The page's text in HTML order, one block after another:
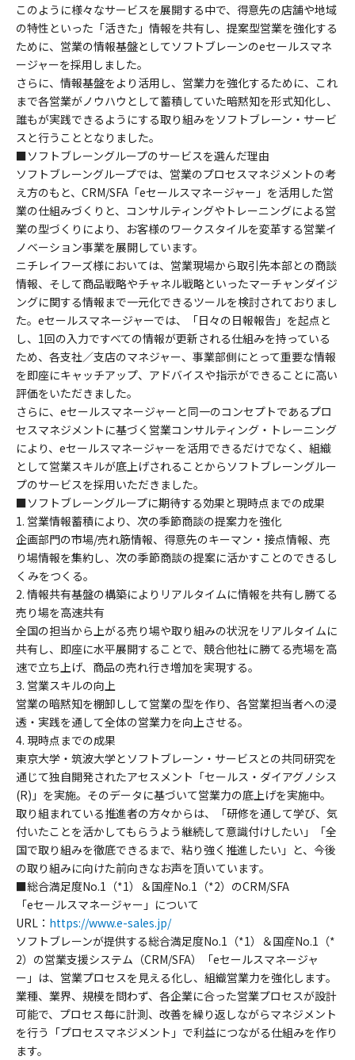
このように様々なサービスを展開する中で、得意先の店舗や地域
の特性といった「活きた」情報を共有し、提案型営業を強化する
ために、営業の情報基盤としてソフトブレーンのeセールスマネ
ージャーを採用しました。
さらに、情報基盤をより活用し、営業力を強化するために、これ
まで各営業がノウハウとして蓄積していた暗黙知を形式知化し、
誰もが実践できるようにする取り組みをソフトブレーン・サービ
スと行うこととなりました。
■ソフトブレーングループのサービスを選んだ理由
ソフトブレーングループでは、営業のプロセスマネジメントの考
え方のもと、CRM/SFA「eセールスマネージャー」を活用した営
業の仕組みづくりと、コンサルティングやトレーニングによる営
業の型づくりにより、お客様のワークスタイルを変革する営業イ
ノベーション事業を展開しています。
ニチレイフーズ様においては、営業現場から取引先本部との商談
情報、そして商品戦略やチャネル戦略といったマーチャンダイジ
ングに関する情報まで一元化できるツールを検討されておりまし
た。eセールスマネージャーでは、「日々の日報報告」を起点と
し、1回の入力ですべての情報が更新される仕組みを持っている
ため、各支社／支店のマネジャー、事業部側にとって重要な情報
を即座にキャッチアップ、アドバイスや指示ができることに高い
評価をいただきました。
さらに、eセールスマネージャーと同一のコンセプトであるプロ
セスマネジメントに基づく営業コンサルティング・トレーニング
により、eセールスマネージャーを活用できるだけでなく、組織
として営業スキルが底上げされることからソフトブレーングルー
プのサービスを採用いただきました。
■ソフトブレーングループに期待する効果と現時点までの成果
1. 営業情報蓄積により、次の季節商談の提案力を強化
企画部門の市場/売れ筋情報、得意先のキーマン・接点情報、売
り場情報を集約し、次の季節商談の提案に活かすことのできるし
くみをつくる。
2. 情報共有基盤の構築によりリアルタイムに情報を共有し勝てる
売り場を高速共有
全国の担当から上がる売り場や取り組みの状況をリアルタイムに
共有し、即座に水平展開することで、競合他社に勝てる売場を高
速で立ち上げ、商品の売れ行き増加を実現する。
3. 営業スキルの向上
営業の暗黙知を棚卸しして営業の型を作り、各営業担当者への浸
透・実践を通して全体の営業力を向上させる。
4. 現時点までの成果
東京大学・筑波大学とソフトブレーン・サービスとの共同研究を
通じて独自開発されたアセスメント「セールス・ダイアグノシス
(R)」を実施。そのデータに基づいて営業力の底上げを実施中。
取り組まれている推進者の方々からは、「研修を通して学び、気
付いたことを活かしてもらうよう継続して意識付けしたい」「全
国で取り組みを徹底できるまで、粘り強く推進したい」と、今後
の取り組みに向けた前向きなお声を頂いています。
■総合満足度No.1（*1）＆国産No.1（*2）のCRM/SFA
「eセールスマネージャー」について
URL： https://www.e-sales.jp/
ソフトブレーンが提供する総合満足度No.1（*1）＆国産No.1（*
2）の営業支援システム（CRM/SFA）「eセールスマネージャ
ー」は、営業プロセスを見える化し、組織営業力を強化します。
業種、業界、規模を問わず、各企業に合った営業プロセスが設計
可能で、プロセス毎に計測、改善を繰り返しながらマネジメント
を行う「プロセスマネジメント」で利益につながる仕組みを作り
ます。